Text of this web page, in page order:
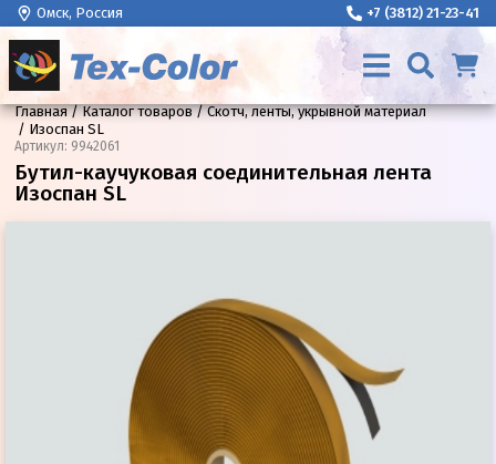
Омск, Россия +7 (3812) 21-23-41
Главная Каталог товаров
Скотч, ленты, укрывной материал
Изоспан SL
Артикул: 9942061
Бутил-каучуковая соединительная лента
Изоспан SL